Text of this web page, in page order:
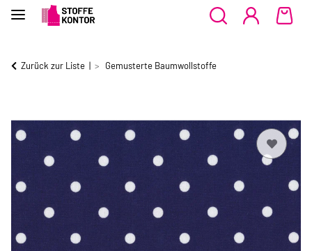
Zurück zur Liste Gemusterte Baumwollstoffe